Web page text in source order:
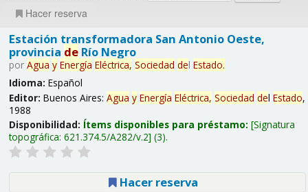
Hacer reserva
Estación transformadora San Antonio Oeste,
provincia deRío Negro
por Agua y Energía Eléctrica, Sociedad del Estado.
Idioma: Español
Editor: Buenos Aires: Agua y Energía Eléctrica, Sociedad del Estado,
1988
Disponibilidad: Ítems disponibles para préstamo: Signatura
topográfica: 621.374.5/A282/v.2 (3).
Hacer reserva